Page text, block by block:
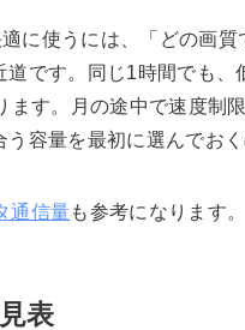
に使うには、「どの画質
です。同じ1時間でも、
ます。月の途中で速度制
容量を最初に選んでおく
通信量も参考になります
表